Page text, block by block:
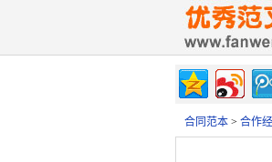
合同范本 > 合作